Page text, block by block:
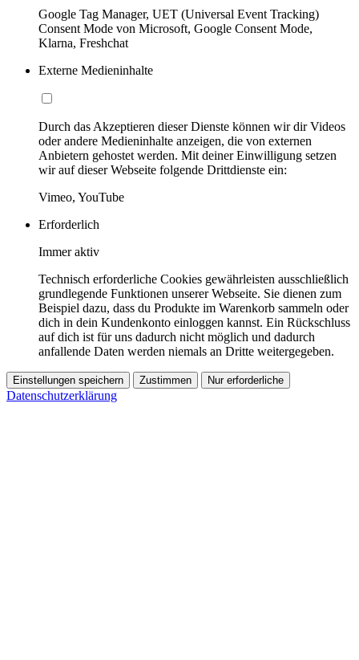
Google Tag Manager, UET (Universal Event Tracking)
Consent Mode von Microsoft, Google Consent Mode,
Klarna, Freshchat
Externe Medieninhalte
Durch das Akzeptieren dieser Dienste können wir dir Videos
oder andere Medieninhalte anzeigen, die von externen
Anbietern gehostet werden. Mit deiner Einwilligung setzen
wir auf dieser Webseite folgende Drittdienste ein:
Vimeo, YouTube
Erforderlich
Immer aktiv
Technisch erforderliche Cookies gewährleisten ausschließlich
grundlegende Funktionen unserer Webseite. Sie dienen zum
Beispiel dazu, dass du Produkte im Warenkorb sammeln oder
dich in dein Kundenkonto einloggen kannst. Ein Rückschluss
auf dich ist für uns dadurch nicht möglich und dadurch
anfallende Daten werden niemals an Dritte weitergegeben.
Einstellungen speichern Zustimmen Nur erforderliche
Datenschutzerklärung